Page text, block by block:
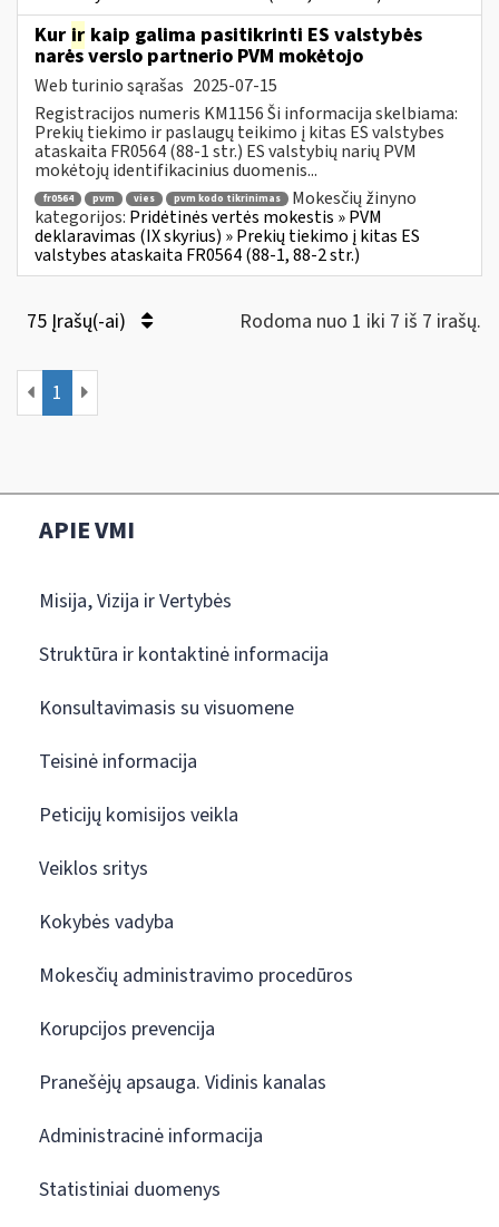
Kur ir kaip galima pasitikrinti ES valstybės
narės verslo partnerio PVM mokėtojo
Web turinio sąrašas 2025-07-15
Registracijos numeris KM1156 Ši informacija skelbiama:
Prekių tiekimo ir paslaugų teikimo į kitas ES valstybes
ataskaita FR0564 (88-1 str.) ES valstybių narių PVM
mokėtojų identifikacinius duomenis...
fr0564 pvm vies pvm kodo tikrinimas
Mokesčių žinyno
kategorijos: Pridėtinės vertės mokestis » PVM
deklaravimas (IX skyrius) » Prekių tiekimo į kitas ES
valstybes ataskaita FR0564 (88-1, 88-2 str.)
75 Įrašų(-ai) Rodoma nuo 1 iki 7 iš 7 irašų.
1
APIE VMI
Misija, Vizija ir Vertybės
Struktūra ir kontaktinė informacija
Konsultavimasis su visuomene
Teisinė informacija
Peticijų komisijos veikla
Veiklos sritys
Kokybės vadyba
Mokesčių administravimo procedūros
Korupcijos prevencija
Pranešėjų apsauga. Vidinis kanalas
Administracinė informacija
Statistiniai duomenys